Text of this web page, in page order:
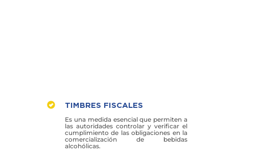
TIMBRES FISCALES
Es una medida esencial que permiten a
las autoridades controlar y verificar el
cumplimiento de las obligaciones en la
comercialización de bebidas
alcohólicas.